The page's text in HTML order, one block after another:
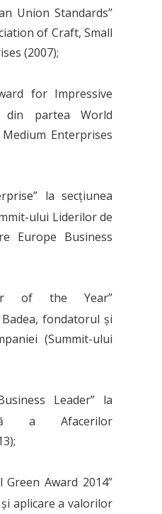
Union Standards”
of Craft, Small
(2007);
for Impressive
din partea World
Enterprises
la secțiunea
ului Liderilor de
Europe Business
of the Year”
fondatorul și
(Summit-ului
Leader” la
a Afacerilor
Green Award 2014”
aplicare a valorilor